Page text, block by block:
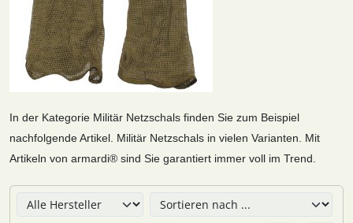
In der Kategorie Militär Netzschals finden Sie zum Beispiel
nachfolgende Artikel. Militär Netzschals in vielen Varianten. Mit
Artikeln von armardi® sind Sie garantiert immer voll im Trend.